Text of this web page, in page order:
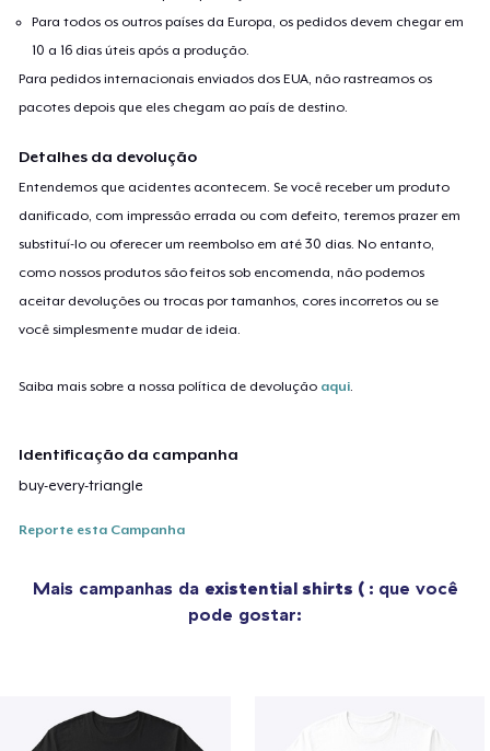
Para todos os outros países da Europa, os pedidos devem chegar em
10 a 16 dias úteis após a produção.
Para pedidos internacionais enviados dos EUA, não rastreamos os
pacotes depois que eles chegam ao país de destino.
Detalhes da devolução
Entendemos que acidentes acontecem. Se você receber um produto
danificado, com impressão errada ou com defeito, teremos prazer em
substituí-lo ou oferecer um reembolso em até 30 dias. No entanto,
como nossos produtos são feitos sob encomenda, não podemos
aceitar devoluções ou trocas por tamanhos, cores incorretos ou se
você simplesmente mudar de ideia.
Saiba mais sobre a nossa política de devolução aqui.
Identificação da campanha
buy-every-triangle
Reporte esta Campanha
Mais campanhas da existential shirts ( : que você
pode gostar: